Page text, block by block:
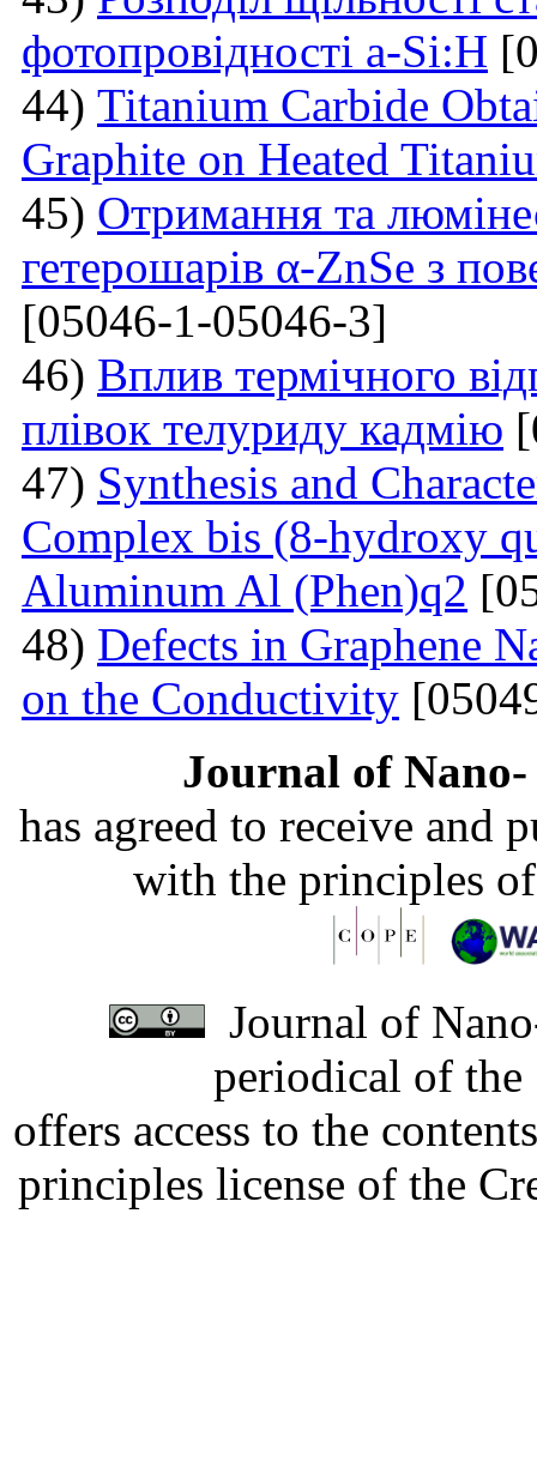
фотопровідності a-Si:H
44) Titanium Carbide
Graphite on Heated
45) Отримання та
гетерошарів α-ZnSe з
[05046-1-05046-3]
46) Вплив термічного
плівок телуриду кадмію
47) Synthesis and
Complex bis (8-hydroxy
Aluminum Al (Phen)q2
48) Defects in Graphene
on the Conductivity
Journal of
has agreed to receive and
with the principles
Journal of
periodical of
offers access to the
principles license of the